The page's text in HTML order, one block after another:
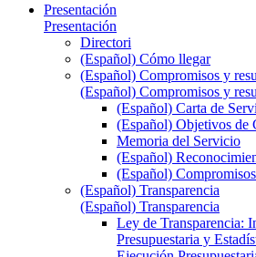
Presentación
Presentación
Directori
(Español) Cómo llegar
(Español) Compromisos y
(Español) Compromisos y
(Español) Carta de
(Español) Objetivos de
Memoria del Servicio
(Español)
(Español)
(Español) Transparencia
(Español) Transparencia
Ley de Transparencia:
Presupuestaria y